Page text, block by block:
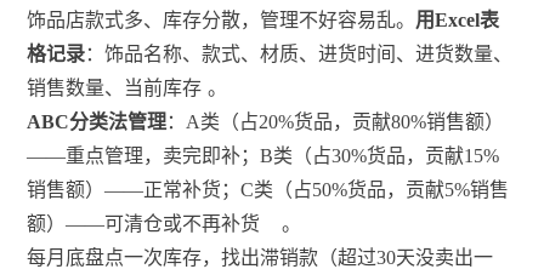
饰品店款式多、库存分散，管理不好容易乱。 用Excel表
格记录：饰品名称、款式、材质、进货时间、进货数量、
销售数量、当前库存 。
ABC分类法管理：A类（占20%货品，贡献80%销售额）
——重点管理，卖完即补；B类（占30%货品，贡献15%
销售额）——正常补货；C类（占50%货品，贡献5%销售
额）——可清仓或不再补货
。
每月底盘点一次库存，找出滞销款（超过30天没卖出一